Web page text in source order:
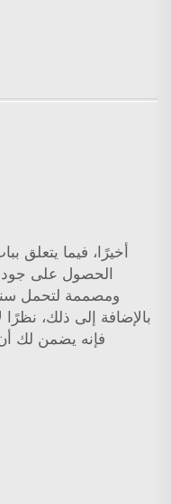
ومصممة لتحمل
بالإضافة إلى ذلك،
فإنه يضمن لك